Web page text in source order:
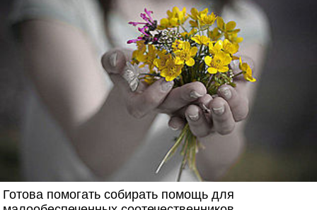
Готова помогать собирать помощь для